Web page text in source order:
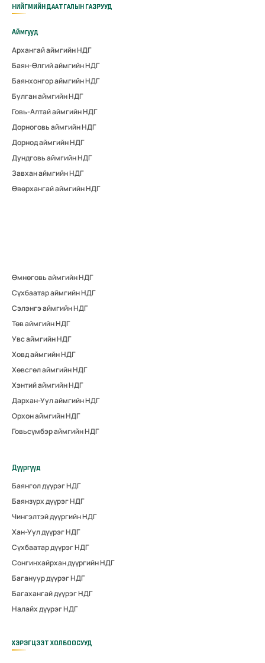
НИЙГМИЙН ДААТГАЛЫН ГАЗРУУД
Аймгууд
Архангай аймгийн НДГ
Баян-Өлгий аймгийн НДГ
Баянхонгор аймгийн НДГ
Булган аймгийн НДГ
Говь-Алтай аймгийн НДГ
Дорноговь аймгийн НДГ
Дорнод аймгийн НДГ
Дундговь аймгийн НДГ
Завхан аймгийн НДГ
Өвөрхангай аймгийн НДГ
Өмнөговь аймгийн НДГ
Сүхбаатар аймгийн НДГ
Сэлэнгэ аймгийн НДГ
Төв аймгийн НДГ
Увс аймгийн НДГ
Ховд аймгийн НДГ
Хөвсгөл аймгийн НДГ
Хэнтий аймгийн НДГ
Дархан-Уул аймгийн НДГ
Орхон аймгийн НДГ
Говьсүмбэр аймгийн НДГ
Дүүргүүд
Баянгол дүүрэг НДГ
Баянзүрх дүүрэг НДГ
Чингэлтэй дүүргийн НДГ
Хан-Уул дүүрэг НДГ
Сүхбаатар дүүрэг НДГ
Сонгинхайрхан дүүргийн НДГ
Багануур дүүрэг НДГ
Багахангай дүүрэг НДГ
Налайх дүүрэг НДГ
ХЭРЭГЦЭЭТ ХОЛБООСУУД